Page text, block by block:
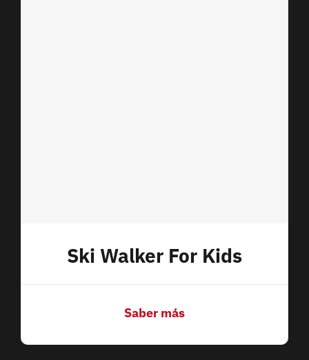
Ski Walker For Kids
Saber más